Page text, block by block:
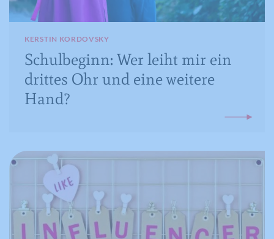
KERSTIN KORDOVSKY
Schulbeginn: Wer leiht mir ein
drittes Ohr und eine weitere
Hand?